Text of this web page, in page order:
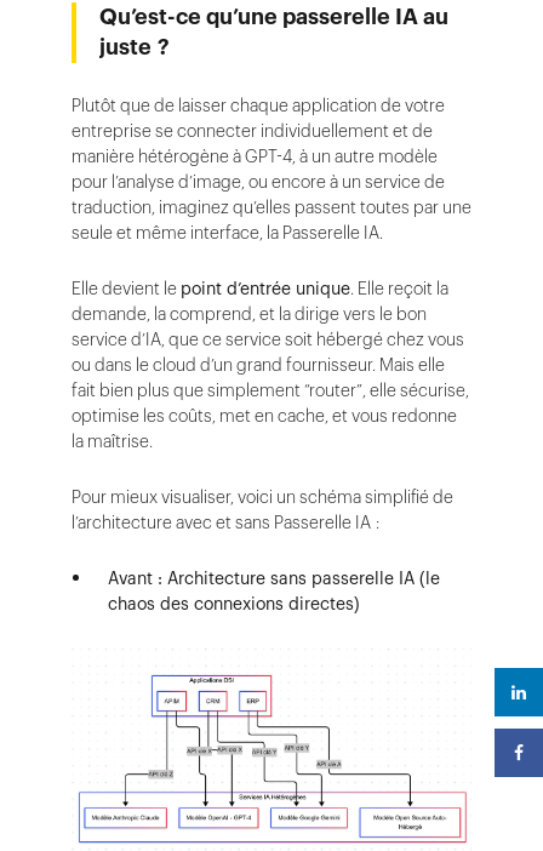
Qu’est-ce qu’une passerelle IA au
juste ?
Plutôt que de laisser chaque application de votre
entreprise se connecter individuellement et de
manière hétérogène à GPT-4, à un autre modèle
pour l’analyse d’image, ou encore à un service de
traduction, imaginez qu’elles passent toutes par une
seule et même interface, la Passerelle IA.
Elle devient le point d’entrée unique. Elle reçoit la
demande, la comprend, et la dirige vers le bon
service d’IA, que ce service soit hébergé chez vous
ou dans le cloud d’un grand fournisseur. Mais elle
fait bien plus que simplement “router”, elle sécurise,
optimise les coûts, met en cache, et vous redonne
la maîtrise.
Pour mieux visualiser, voici un schéma simplifié de
l’architecture avec et sans Passerelle IA :
Avant : Architecture sans passerelle IA (le
chaos des connexions directes)